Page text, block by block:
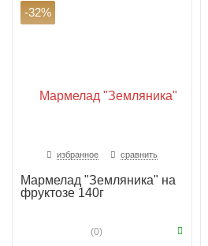
-32%
избранное сравнить
Мармелад "Земляника" на
фруктозе 140г
(0)